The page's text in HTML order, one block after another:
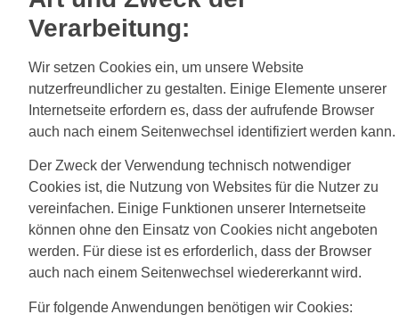
Verarbeitung:
Wir setzen Cookies ein, um unsere Website
nutzerfreundlicher zu gestalten. Einige Elemente unserer
Internetseite erfordern es, dass der aufrufende Browser
auch nach einem Seitenwechsel identifiziert werden kann.
Der Zweck der Verwendung technisch notwendiger
Cookies ist, die Nutzung von Websites für die Nutzer zu
vereinfachen. Einige Funktionen unserer Internetseite
können ohne den Einsatz von Cookies nicht angeboten
werden. Für diese ist es erforderlich, dass der Browser
auch nach einem Seitenwechsel wiedererkannt wird.
Für folgende Anwendungen benötigen wir Cookies: